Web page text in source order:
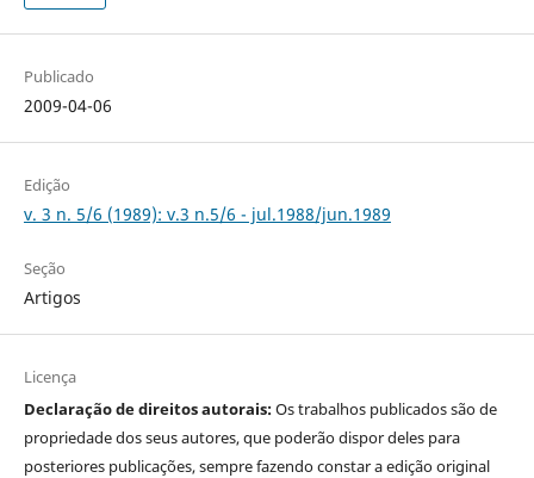
Publicado
2009-04-06
Edição
v. 3 n. 5/6 (1989): v.3 n.5/6 - jul.1988/jun.1989
Seção
Artigos
Licença
Declaração de direitos autorais:Os trabalhos publicados são de
propriedade dos seus autores, que poderão dispor deles para
posteriores publicações, sempre fazendo constar a edição original